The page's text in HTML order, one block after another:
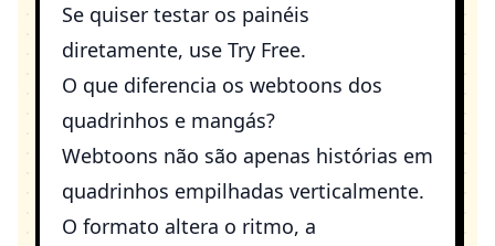
Se quiser testar os painéis
diretamente, use Try Free.
O que diferencia os webtoons dos
quadrinhos e mangás?
Webtoons não são apenas histórias em
quadrinhos empilhadas verticalmente.
O formato altera o ritmo, a